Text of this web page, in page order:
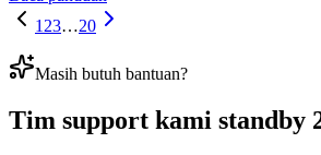
1 23…20
Masih butuh bantuan?
Tim support kami standby